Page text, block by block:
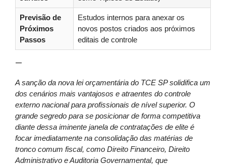
Previsão de
Próximos
Passos
Estudos internos para anexar os
novos postos criados aos próximos
editais de controle
—
A sanção da nova lei orçamentária do TCE SP solidifica um
dos cenários mais vantajosos e atraentes do controle
externo nacional para profissionais de nível superior. O
grande segredo para se posicionar de forma competitiva
diante dessa iminente janela de contratações de elite é
focar imediatamente na consolidação das matérias de
tronco comum fiscal, como Direito Financeiro, Direito
Administrativo e Auditoria Governamental, que